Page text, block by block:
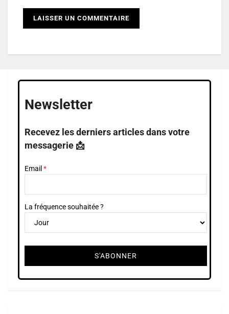
Newsletter
Recevez les derniers articles dans votre
messagerie 📩
Email
La fréquence souhaitée ?